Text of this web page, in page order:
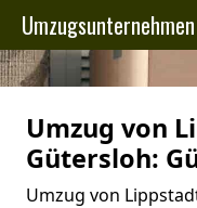
Umzug von
Gütersloh:
Umzug von